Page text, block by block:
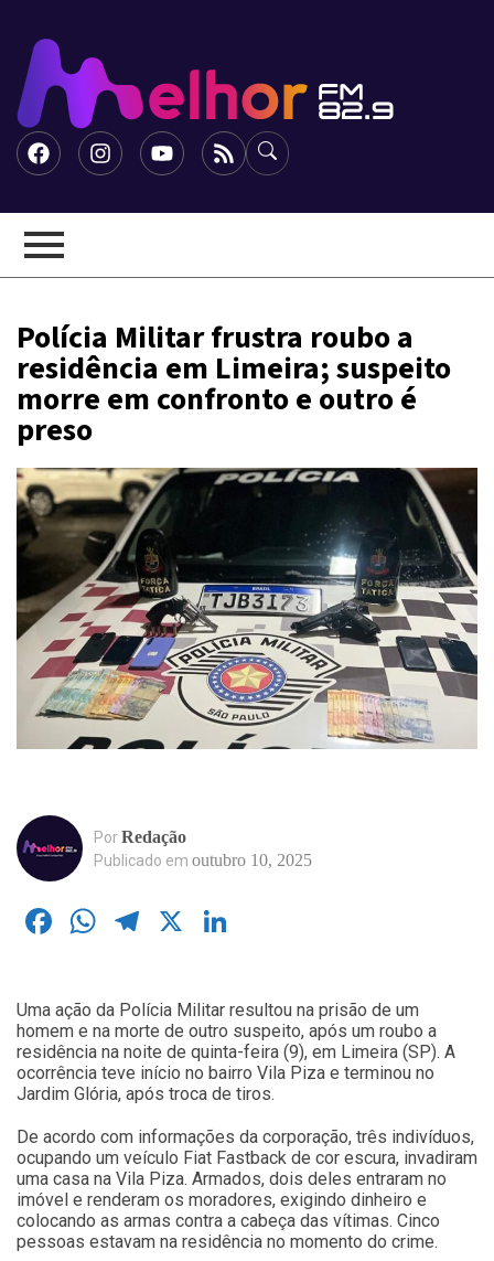
Polícia Militar frustra roubo a
residência em Limeira; suspeito
morre em confronto e outro é
preso
PorRedação
Publicado em outubro 10, 2025
Facebook
WhatsApp
Telegram
X
Uma ação da Polícia Militar resultou na prisão de um
homem e na morte de outro suspeito, após um roubo a
residência na noite de quinta-feira (9), em Limeira (SP). A
ocorrência teve início no bairro Vila Piza e terminou no
Jardim Glória, após troca de tiros.
De acordo com informações da corporação, três indivíduos,
ocupando um veículo Fiat Fastback de cor escura, invadiram
uma casa na Vila Piza. Armados, dois deles entraram no
imóvel e renderam os moradores, exigindo dinheiro e
colocando as armas contra a cabeça das vítimas. Cinco
pessoas estavam na residência no momento do crime.